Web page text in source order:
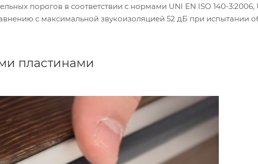
порогов в соответствии с нормами UNI EN ISO 140-3:2006,
с максимальной звукоизоляцией 52 дБ при испытании
пластинами